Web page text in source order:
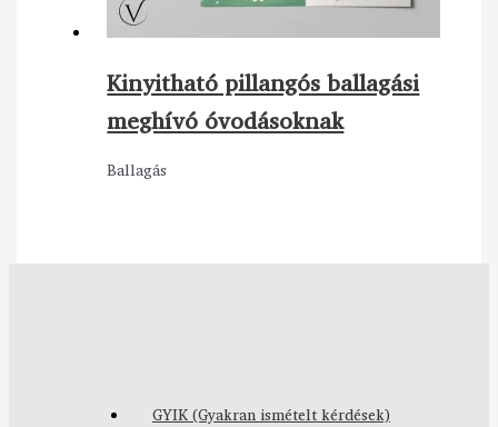
Kinyitható pillangós ballagási
meghívó óvodásoknak
Ballagás
GYIK (Gyakran ismételt kérdések)